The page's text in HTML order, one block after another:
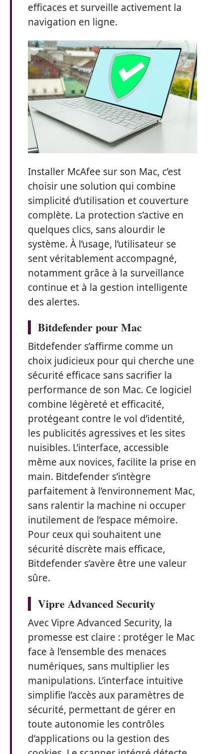
efficaces et surveille activement la
navigation en ligne.
Installer McAfee sur son Mac, c’est
choisir une solution qui combine
simplicité d’utilisation et couverture
complète. La protection s’active en
quelques clics, sans alourdir le
système. À l’usage, l’utilisateur se
sent véritablement accompagné,
notamment grâce à la surveillance
continue et à la gestion intelligente
des alertes.
Bitdefender pour Mac
Bitdefender s’affirme comme un
choix judicieux pour qui cherche une
sécurité efficace sans sacrifier la
performance de son Mac. Ce logiciel
combine légèreté et efficacité,
protégeant contre le vol d’identité,
les publicités agressives et les sites
nuisibles. L’interface, accessible
même aux novices, facilite la prise en
main. Bitdefender s’intègre
parfaitement à l’environnement Mac,
sans ralentir la machine ni occuper
inutilement de l’espace mémoire.
Pour ceux qui souhaitent une
sécurité discrète mais efficace,
Bitdefender s’avère être une valeur
sûre.
Vipre Advanced Security
Avec Vipre Advanced Security, la
promesse est claire : protéger le Mac
face à l’ensemble des menaces
numériques, sans multiplier les
manipulations. L’interface intuitive
simplifie l’accès aux paramètres de
sécurité, permettant de gérer en
toute autonomie les contrôles
d’applications ou la gestion des